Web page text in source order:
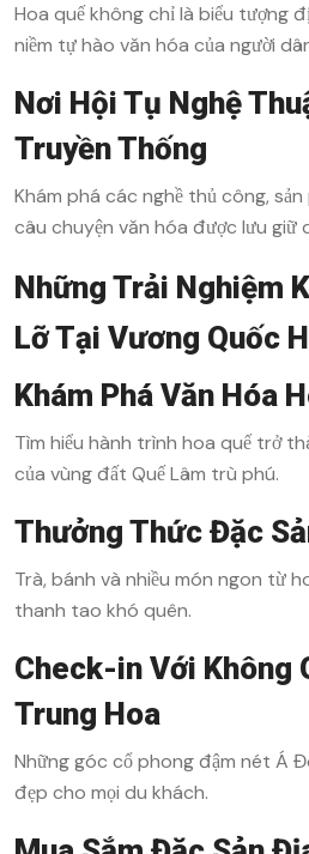
Hoa quế không chỉ là biểu tượng
niềm tự hào văn hóa của người
Nơi Hội Tụ Nghệ
Truyền Thống
Khám phá các nghề thủ công,
câu chuyện văn hóa được lưu giữ
Những Trải Nghiệm
Lỡ Tại Vương Quốc
Khám Phá Văn Hóa
Tìm hiểu hành trình hoa quế trở
của vùng đất Quế Lâm trù phú.
Thưởng Thức Đặc
Trà, bánh và nhiều món ngon từ
thanh tao khó quên.
Check-in Với Không
Trung Hoa
Những góc cổ phong đậm nét Á
đẹp cho mọi du khách.